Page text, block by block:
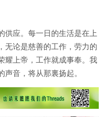
供应。每一日的生活是在上
无论是慈善的工作，劳力的
耀上帝，工作就成事奉。我
音，将从那裏扬起。